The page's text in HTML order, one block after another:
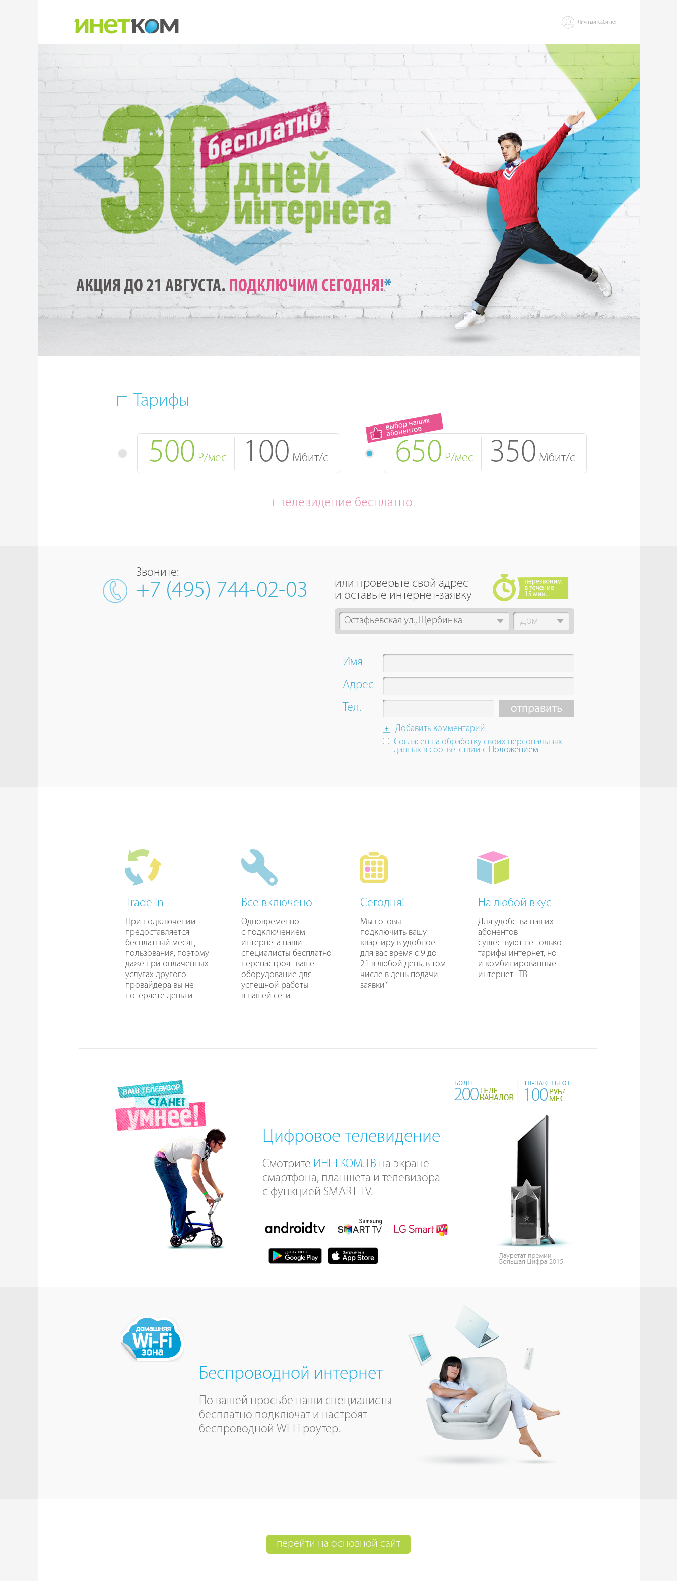
Личный кабинет
АКЦИЯ ДО 21 АВГУСТА. ПОДКЛЮЧИМ СЕГОДНЯ!*
Тарифы
500 Р/мес 100 Мбит/с 650 Р/мес 350 Мбит/с
+ телевидение бесплатно
или проверьте свой адрес
и оставьте интернет-заявку
2
results
available,
use
up
and
down
arrow
Имя
Адрес
Тел.
Добавить комментарий
Согласен на обработку своих персональных
данных в соответствии с Положением
Звоните:
+7 (495) 744-02-03
Trade In
При подключении
предоставляется
бесплатный месяц
пользования, поэтому
даже при оплаченных
услугах другого
провайдера вы не
потеряете деньги
Все включено
Одновременно
с подключением
интернета наши
специалисты бесплатно
перенастроят ваше
оборудование для
успешной работы
в нашей сети
Сегодня!
Мы готовы
подключить вашу
квартиру в удобное
для вас время с 9 до
21 в любой день, в том
числе в день подачи
заявки*
На любой вкус
Для удобства наших
абонентов
существуют не только
тарифы интернет, но
и комбинированные
интернет+ТВ
Цифровое телевидение
Смотрите ИНЕТКОМ.ТВ на экране
смартфона, планшета и телевизора
с функцией SMART TV.
Беспроводной интернет
По вашей просьбе наши специалисты
бесплатно подключат и настроят
беспроводной Wi-Fi роутер.
перейти на основной сайт